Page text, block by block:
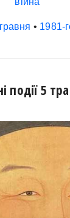
• 1981-
події 5